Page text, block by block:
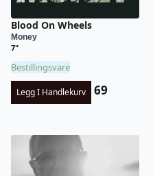
Blood On Wheels
Money
7"
Bestillingsvare
Legg I Handlekurv 69